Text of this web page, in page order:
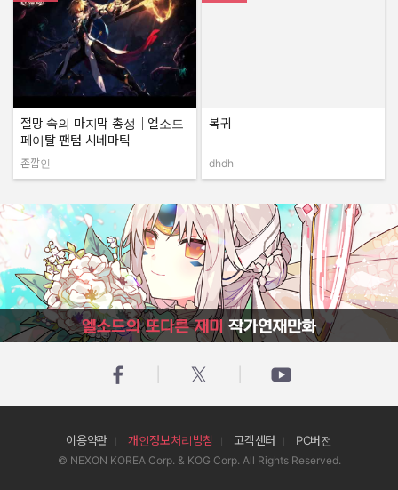
절망 속의 마지막 총성｜엘소드
페이탈 팬텀 시네마틱
작성자:
존깝인
복귀
dhdh
엘소드의 또다른 재미 작가연재만화
이용약관 개인정보처리방침 고객센터 PC버전
© NEXON KOREA Corp. & KOG Corp. All Rights Reserved.